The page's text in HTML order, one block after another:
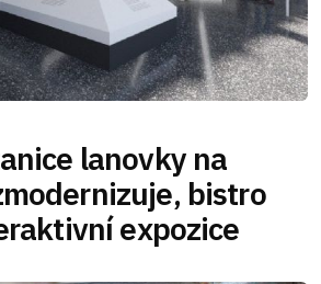
lanovky na
bistro
expozice